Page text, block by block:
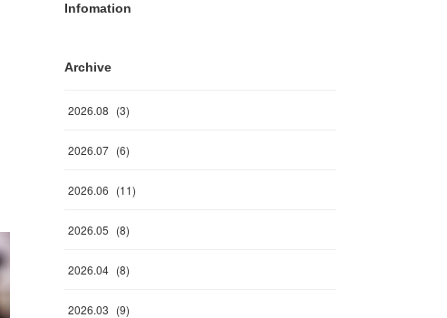
Infomation
Archive
2026.08 (3)
2026.07 (6)
2026.06 (11)
2026.05 (8)
2026.04 (8)
2026.03 (9)